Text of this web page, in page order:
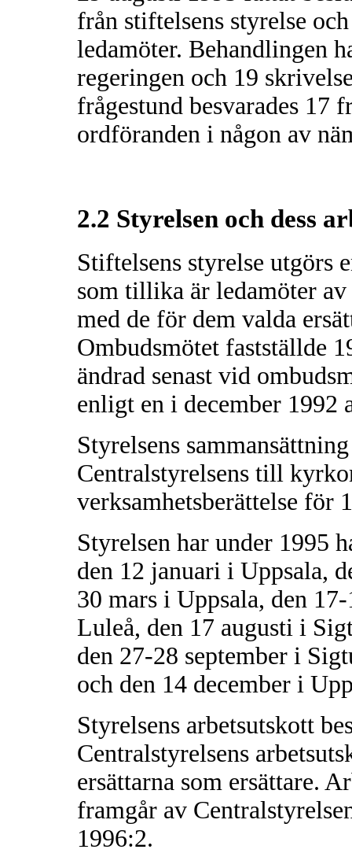
från stiftelsens styrelse
ledamöter. Behandlingen
regeringen och 19
frågestund besvarades
ordföranden i någon av
2.2 Styrelsen och dess
Stiftelsens styrelse utgörs
som tillika är ledamöter
med de för dem valda
Ombudsmötet fastställde
ändrad senast vid
enligt en i december 1992
Styrelsens
Centralstyrelsens till
verksamhetsberättelse för
Styrelsen har under 1995
den 12 januari i Uppsala,
30 mars i Uppsala, den
Luleå, den 17 augusti i
den 27-28 september i
och den 14 december i
Styrelsens arbetsutskott
Centralstyrelsens
ersättarna som ersättare.
framgår av
1996:2.